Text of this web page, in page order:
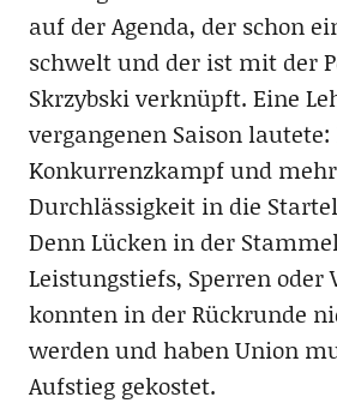
auf der Agenda, der schon
schwelt und der ist mit der
Skrzybski verknüpft. Eine
vergangenen Saison
Konkurrenzkampf und mehr
Durchlässigkeit in die
Denn Lücken in der
Leistungstiefs, Sperren oder
konnten in der Rückrunde
werden und haben Union
Aufstieg gekostet.